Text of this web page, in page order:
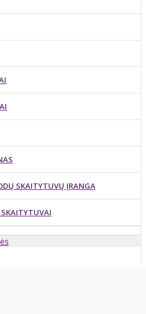
SKAITYTUVŲ ĮRANGA